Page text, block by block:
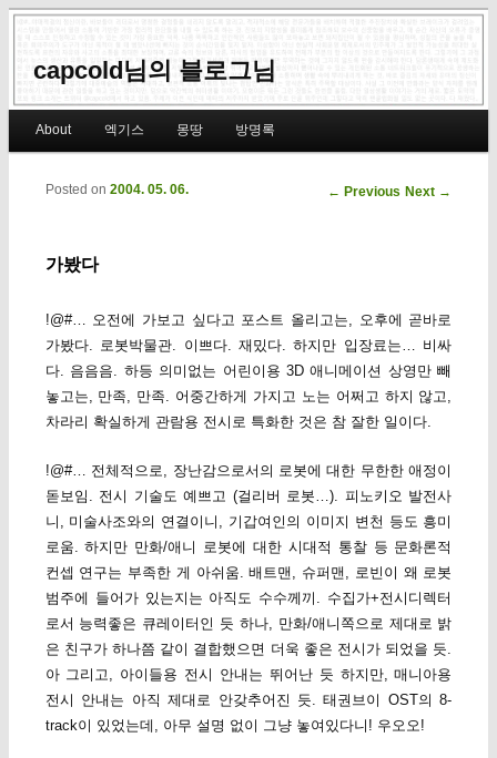
capcold님의 블로그님
Skip to primary content
Skip to secondary content
About 엑기스 몽땅 방명록
Post navigation
← Previous Next →
가봤다
Posted on 2004. 05. 06.
!@#… 오전에 가보고 싶다고 포스트 올리고는, 오후에 곧바로
가봤다. 로봇박물관. 이쁘다. 재밌다. 하지만 입장료는… 비싸
다. 음음음. 하등 의미없는 어린이용 3D 애니메이션 상영만 빼
놓고는, 만족, 만족. 어중간하게 가지고 노는 어쩌고 하지 않고,
차라리 확실하게 관람용 전시로 특화한 것은 참 잘한 일이다.
!@#… 전체적으로, 장난감으로서의 로봇에 대한 무한한 애정이
돋보임. 전시 기술도 예쁘고 (걸리버 로봇…). 피노키오 발전사
니, 미술사조와의 연결이니, 기갑여인의 이미지 변천 등도 흥미
로움. 하지만 만화/애니 로봇에 대한 시대적 통찰 등 문화론적
컨셉 연구는 부족한 게 아쉬움. 배트맨, 슈퍼맨, 로빈이 왜 로봇
범주에 들어가 있는지는 아직도 수수께끼. 수집가+전시디렉터
로서 능력좋은 큐레이터인 듯 하나, 만화/애니쪽으로 제대로 밝
은 친구가 하나쯤 같이 결합했으면 더욱 좋은 전시가 되었을 듯.
아 그리고, 아이들용 전시 안내는 뛰어난 듯 하지만, 매니아용
전시 안내는 아직 제대로 안갖추어진 듯. 태권브이 OST의 8-
track이 있었는데, 아무 설명 없이 그냥 놓여있다니! 우오오!